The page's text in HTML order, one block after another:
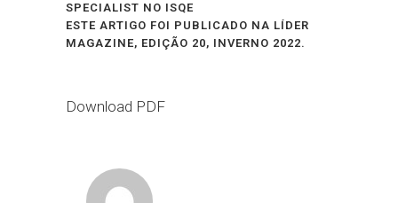
SPECIALIST NO ISQE
ESTE ARTIGO FOI PUBLICADO NA LÍDER
MAGAZINE, EDIÇÃO 20, INVERNO 2022.
Download PDF